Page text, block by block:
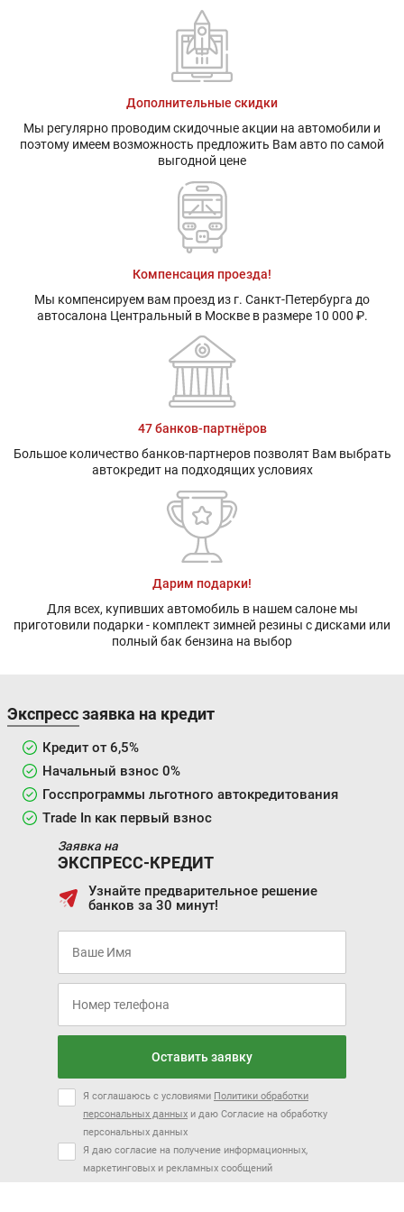
Дополнительные скидки
Мы регулярно проводим скидочные акции на автомобили и
поэтому имеем возможность предложить Вам авто по самой
выгодной цене
Компенсация проезда!
Мы компенсируем вам проезд из г. Санкт-Петербурга до
автосалона Центральный в Москве в размере 10 000 ₽.
47 банков-партнёров
Большое количество банков-партнеров позволят Вам выбрать
автокредит на подходящих условиях
Дарим подарки!
Для всех, купивших автомобиль в нашем салоне мы
приготовили подарки - комплект зимней резины с дисками или
полный бак бензина на выбор
Экспресс заявка на кредит
Кредит от 6,5%
Начальный взнос 0%
Госспрограммы льготного автокредитования
Trade In как первый взнос
Заявка на
ЭКСПРЕСС-КРЕДИТ
Узнайте предварительное решение
банков за 30 минут!
Оставить заявку
Я соглашаюсь с условиями Политики обработки
персональных данных и даю Согласие на обработку
персональных данных
Я даю согласие на получение информационных,
маркетинговых и рекламных сообщений